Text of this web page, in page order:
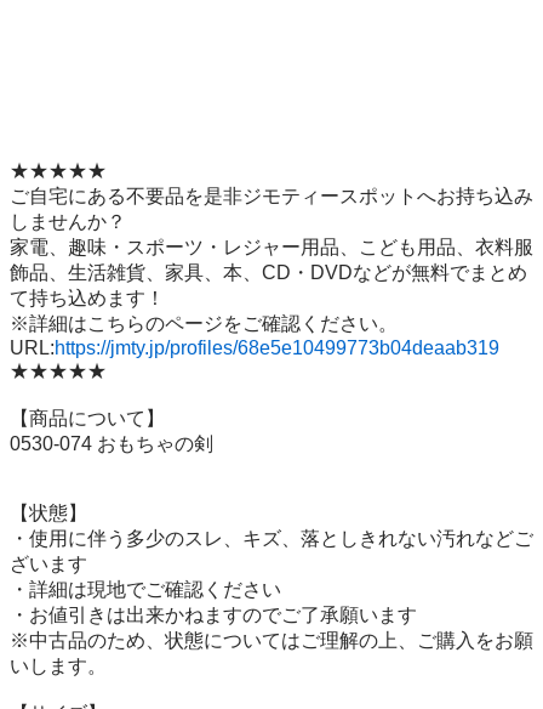
★★★★★
ご自宅にある不要品を是非ジモティースポットへお持ち込み
しませんか？
家電、趣味・スポーツ・レジャー用品、こども用品、衣料服
飾品、生活雑貨、家具、本、CD・DVDなどが無料でまとめ
て持ち込めます！
※詳細はこちらのページをご確認ください。
URL:https://jmty.jp/profiles/68e5e10499773b04deaab319
★★★★★
【商品について】
0530-074 おもちゃの剣
【状態】
・使用に伴う多少のスレ、キズ、落としきれない汚れなどご
ざいます
・詳細は現地でご確認ください
・お値引きは出来かねますのでご了承願います
※中古品のため、状態についてはご理解の上、ご購入をお願
いします。